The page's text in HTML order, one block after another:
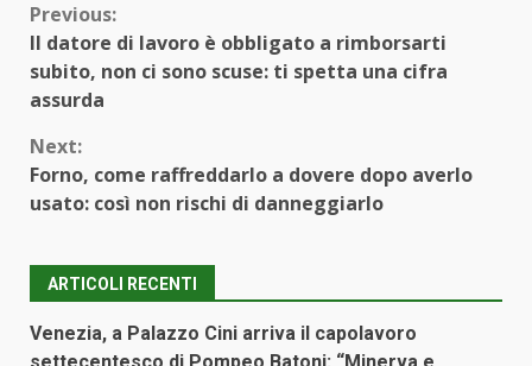
Continue
Reading
Previous:
Il datore di lavoro è obbligato a rimborsarti
subito, non ci sono scuse: ti spetta una cifra
assurda
Next:
Forno, come raffreddarlo a dovere dopo averlo
usato: così non rischi di danneggiarlo
ARTICOLI RECENTI
Venezia, a Palazzo Cini arriva il capolavoro